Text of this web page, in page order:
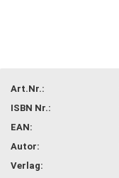
Art.Nr.:
ISBN Nr.:
EAN:
Autor:
Verlag: